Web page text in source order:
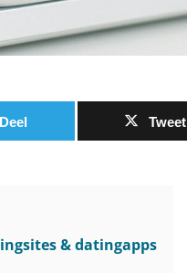
Deel Tweet
& datingapps